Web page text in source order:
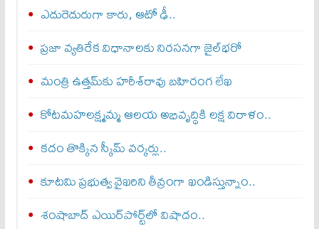
ఎదురెదురుగా కారు, ఆటో ఢీ..
ప్రజా వ్యతిరేక విధానాలకు నిరసనగా జైల్‌భరో
మంత్రి ఉత్తమ్‌కు హరీశ్‌రావు బహిరంగ లేఖ
కోటమహలక్ష్మమ్మ ఆలయ అభివృద్ధికి లక్ష విరాళం..
కదం తొక్కిన స్కీమ్ వర్కర్లు..
కూటమి ప్రభుత్వ వైఖరిని తీవ్రంగా ఖండిస్తున్నాం..
శంషాబాద్‌ ఎయిర్‌పోర్ట్‌లో విషాదం..